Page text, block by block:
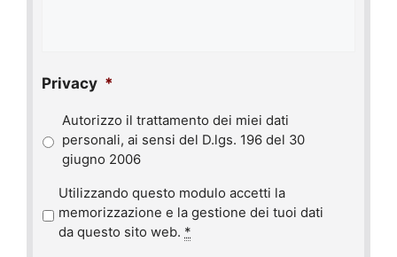
Privacy *
Autorizzo il trattamento dei miei dati
personali, ai sensi del D.lgs. 196 del 30
giugno 2006
r
Utilizzando questo modulo accetti la
memorizzazione e la gestione dei tuoi dati
da questo sito web. *